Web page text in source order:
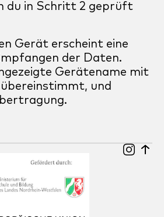
du in Schritt 2 geprüft
Gerät erscheint eine
der Daten.
Gerätename mit
und